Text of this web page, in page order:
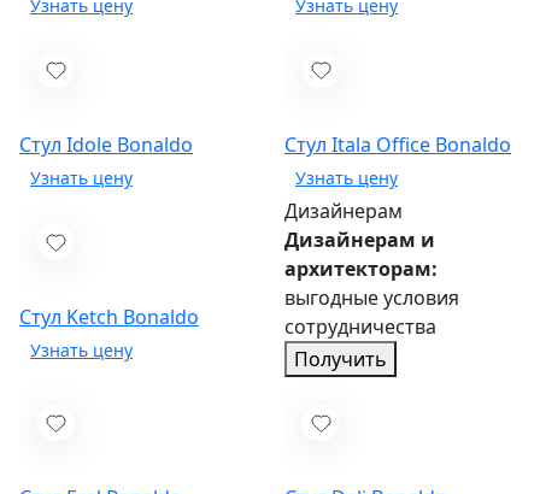
Стул Idole Bonaldo Стул Itala Office Bonaldo
Стул Ketch Bonaldo
Дизайнерам
Дизайнерам и
архитекторам:
выгодные условия
сотрудничества
Получить